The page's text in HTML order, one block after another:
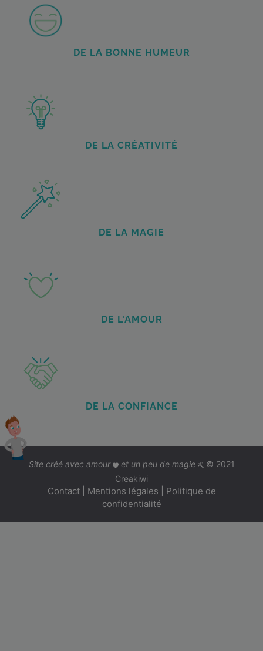
DE LA BONNE HUMEUR
DE LA CRÉATIVITÉ
DE LA MAGIE
DE L'AMOUR
DE LA CONFIANCE
Site créé avec amour et un peu de magie
© 2021
Creakiwi
Contact| Mentions légales
Politique de
confidentialité